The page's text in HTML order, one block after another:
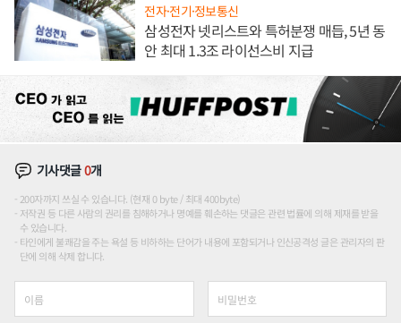
전자·전기·정보통신
삼성전자 넷리스트와 특허분쟁 매듭, 5년 동
안 최대 1.3조 라이선스비 지급
기사댓글0개
200자까지 쓰실 수 있습니다. (현재 0 byte / 최대 400byte)
저작권 등 다른 사람의 권리를 침해하거나 명예를 훼손하는 댓글은 관련 법률에 의해 제재를 받을
수 있습니다.
타인에게 불쾌감을 주는 욕설 등 비하하는 단어가 내용에 포함되거나 인신공격성 글은 관리자의 판
단에 의해 삭제 합니다.